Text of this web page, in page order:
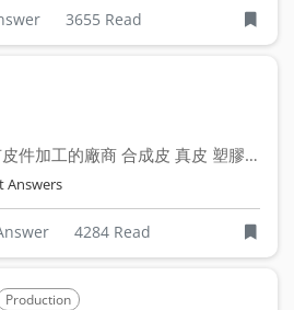
3655 Read
你好想請問板上是否有皮件加工的廠商 合成皮 真皮 塑膠皮...
Answers
4284 Read
Production